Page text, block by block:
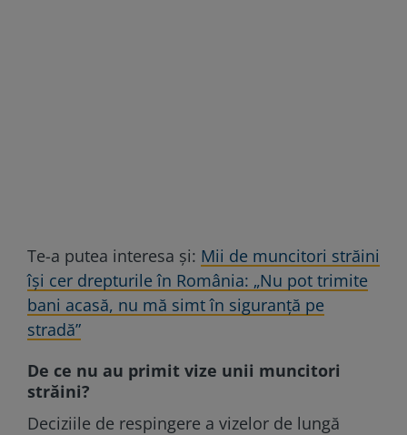
Te-a putea interesa și: Mii de muncitori străini
îşi cer drepturile în România: „Nu pot trimite
bani acasă, nu mă simt în siguranţă pe
stradă”
De ce nu au primit vize unii muncitori
străini?
Deciziile de respingere a vizelor de lungă